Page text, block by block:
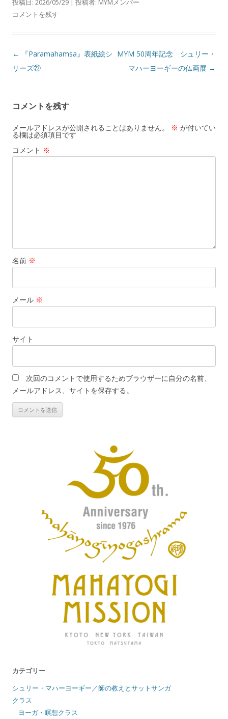
投稿日: 2026/05/29 投稿者: MYMメンバー
コメントを残す
投
稿
ゲ
ー
シ
ョ
←
『Paramahamsa』表紙絵シ
リーズ㉒
MYM 50周年記念 シュリー・
マハーヨーギーの仏画展 →
コメントを残す
メールアドレスが公開されることはありません。 ※ が付いてい
る欄は必須項目です
コメント ※
名前 ※
メール ※
サイト
次回のコメントで使用するためブラウザーに自分の名前、
メールアドレス、サイトを保存する。
カテゴリー
シュリー・マハーヨーギー／師の教えとサットサンガ
クラス
ヨーガ・瞑想クラス